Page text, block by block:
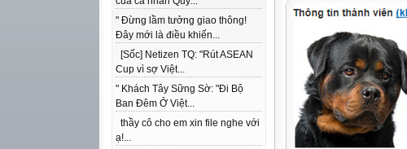
" Đừng lầm tưởng giao thông!
Đây mới là điều khiến...
[Sốc] Netizen TQ: "Rút ASEAN
Cup vì sợ Việt...
" Khách Tây Sững Sờ: "Đi Bộ
Ban Đêm Ở Việt...
thầy cô cho em xin file nghe với
ạ!...